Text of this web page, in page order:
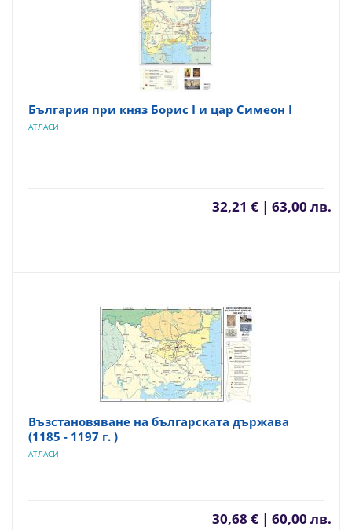
България при княз Борис I и цар Симеон I
АТЛАСИ
32,21 € | 63,00 лв.
Възстановяване на българската държава
(1185 - 1197 г. )
АТЛАСИ
30,68 € | 60,00 лв.